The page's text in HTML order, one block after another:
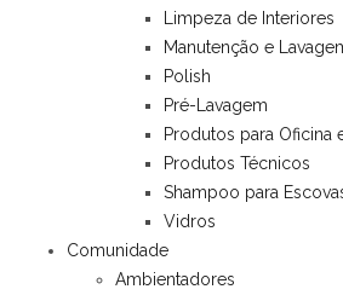
Limpeza de Interiores
Manutenção e
Polish
Pré-Lavagem
Produtos para Oficina
Produtos Técnicos
Shampoo para
Vidros
Comunidade
Ambientadores